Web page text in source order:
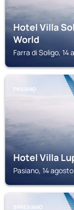
Hotel Villa
World
Farra di Soligo,
PASIANO
Hotel Villa
Pasiano, 14
SPRESIANO